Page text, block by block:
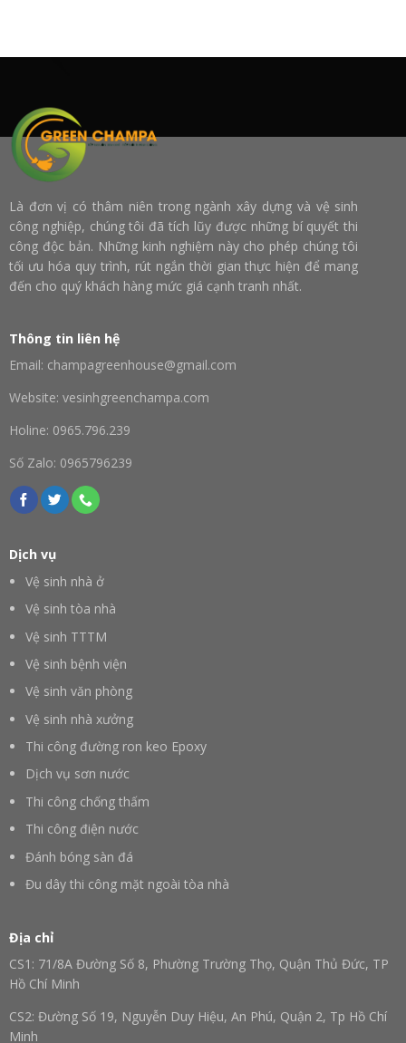
Là đơn vị có thâm niên trong ngành xây dựng và vệ sinh
công nghiệp, chúng tôi đã tích lũy được những bí quyết thi
công độc bản. Những kinh nghiệm này cho phép chúng tôi
tối ưu hóa quy trình, rút ngắn thời gian thực hiện để mang
đến cho quý khách hàng mức giá cạnh tranh nhất.
Thông tin liên hệ
Email: champagreenhouse@gmail.com
Website: vesinhgreenchampa.com
Holine: 0965.796.239
Số Zalo: 0965796239
Dịch vụ
Vệ sinh nhà ở
Vệ sinh tòa nhà
Vệ sinh TTTM
Vệ sinh bệnh viện
Vệ sinh văn phòng
Vệ sinh nhà xưởng
Thi công đường ron keo Epoxy
Dịch vụ sơn nước
Thi công chống thấm
Thi công điện nước
Đánh bóng sàn đá
Đu dây thi công mặt ngoài tòa nhà
Địa chỉ
CS1: 71/8A Đường Số 8, Phường Trường Thọ, Quận Thủ Đức, TP
Hồ Chí Minh
CS2: Đường Số 19, Nguyễn Duy Hiệu, An Phú, Quận 2, Tp Hồ Chí
Minh